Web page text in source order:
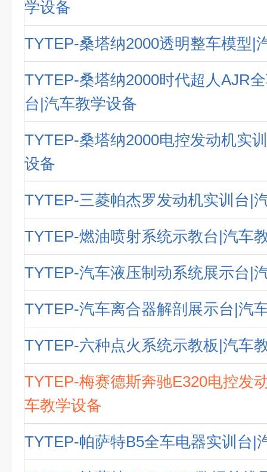
学设备
TYTEP-桑塔纳2000透明整车模型|
TYTEP-桑塔纳2000时代超人AJR
台|汽车教学设备
TYTEP-桑塔纳2000电控发动机实
设备
TYTEP-三菱帕杰罗发动机实训台|
TYTEP-燃油喷射系统示教台|汽车
TYTEP-汽车液压制动系统展示台|
TYTEP-汽车离合器解剖展示台|汽
TYTEP-六种点火系统示教板|汽车
TYTEP-梅赛德斯奔驰E320电控发
车教学设备
TYTEP-帕萨特B5全车电器实训台|